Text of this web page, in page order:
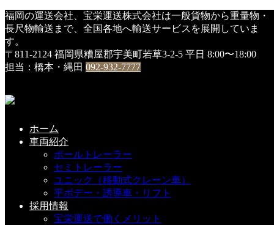
福岡の運送会社、宝栄運送株式会社は一般貨物から重量物・
長尺物輸送まで、全国各地へ輸送サービスを展開していま
す。
〒811-2124 福岡県糟屋郡宇美町若草3-2-5 平日 8:00〜18:00
担当：橋本・縄田 092-932-7777
ホーム
車両紹介
ポールトレーラー
セミトレーラー
ユニック（移動式クレーン車）
平ボデー・誘導車・リフト
採用情報
宝栄運送で働くメリット
HOME
DSC01285
DSC01285
こちらの記事もどうぞ
大型平ボディ・新車が入庫しました !(^^)!
2024-10-23(Wed)